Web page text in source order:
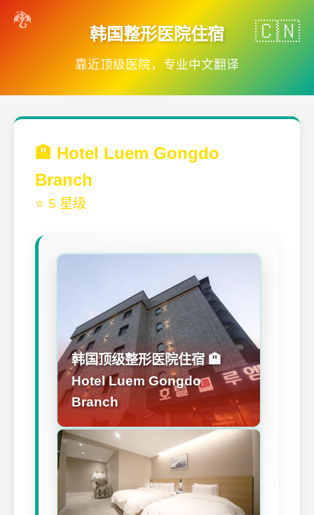
韩国整形医院住宿
靠近顶级医院，专业中文翻译
🏨 Hotel Luem Gongdo
Branch
⭐ 5 星级
韩国顶级整形医院住宿 🏨
Hotel Luem Gongdo
Branch